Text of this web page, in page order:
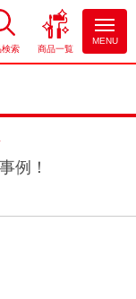
検索 商品一覧
MENU
例！
カテゴリー